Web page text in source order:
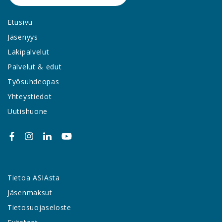
Etusivu
Jäsenyys
Lakipalvelut
Palvelut & edut
Työsuhdeopas
Yhteystiedot
Uutishuone
Tietoa ASIAsta
Jäsenmaksut
Tietosuojaseloste